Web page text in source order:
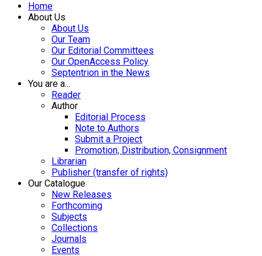
Home
About Us
About Us
Our Team
Our Editorial Committees
Our OpenAccess Policy
Septentrion in the News
You are a...
Reader
Author
Editorial Process
Note to Authors
Submit a Project
Promotion, Distribution, Consignment
Librarian
Publisher (transfer of rights)
Our Catalogue
New Releases
Forthcoming
Subjects
Collections
Journals
Events